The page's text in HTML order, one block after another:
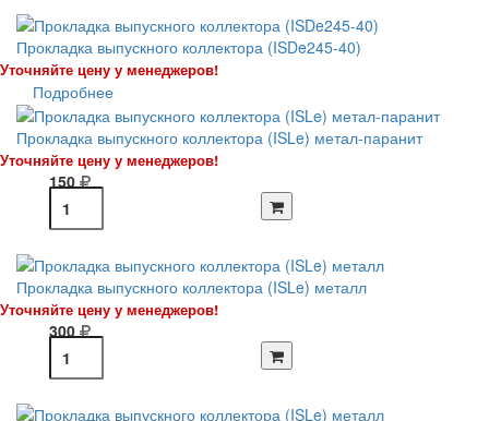
Прокладка выпускного коллектора (ISDe245-40)
Уточняйте цену у менеджеров!
Подробнее
Прокладка выпускного коллектора (ISLe) метал-паранит
Уточняйте цену у менеджеров!
150
Прокладка выпускного коллектора (ISLe) металл
Уточняйте цену у менеджеров!
300